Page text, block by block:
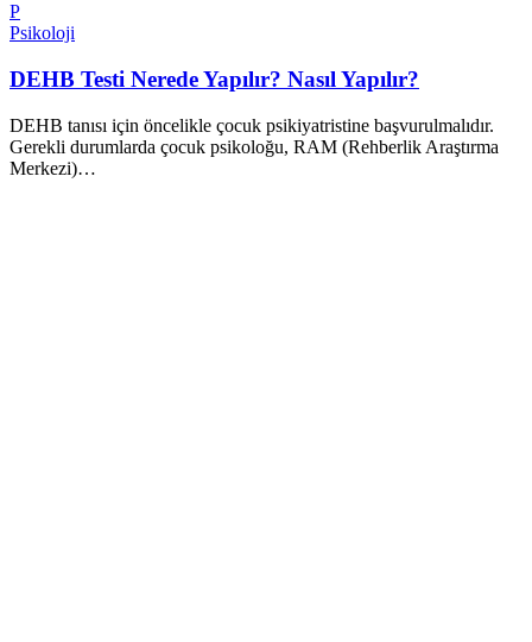
P
Psikoloji
DEHB Testi Nerede Yapılır? Nasıl Yapılır?
DEHB tanısı için öncelikle çocuk psikiyatristine başvurulmalıdır.
Gerekli durumlarda çocuk psikoloğu, RAM (Rehberlik Araştırma
Merkezi)…